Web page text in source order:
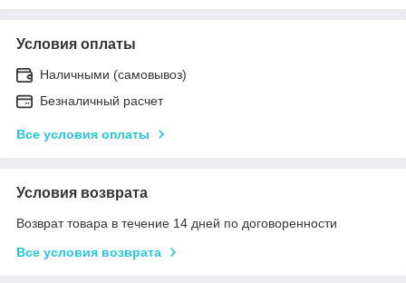
Условия оплаты
Наличными (самовывоз)
Безналичный расчет
Все условия оплаты
Условия возврата
Возврат товара в течение 14 дней по договоренности
Все условия возврата